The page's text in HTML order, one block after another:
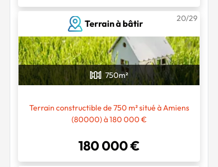
Terrain à bâtir
20/29
750m²
Terrain constructible de 750 m² situé à Amiens
(80000) à 180 000 €
180 000 €